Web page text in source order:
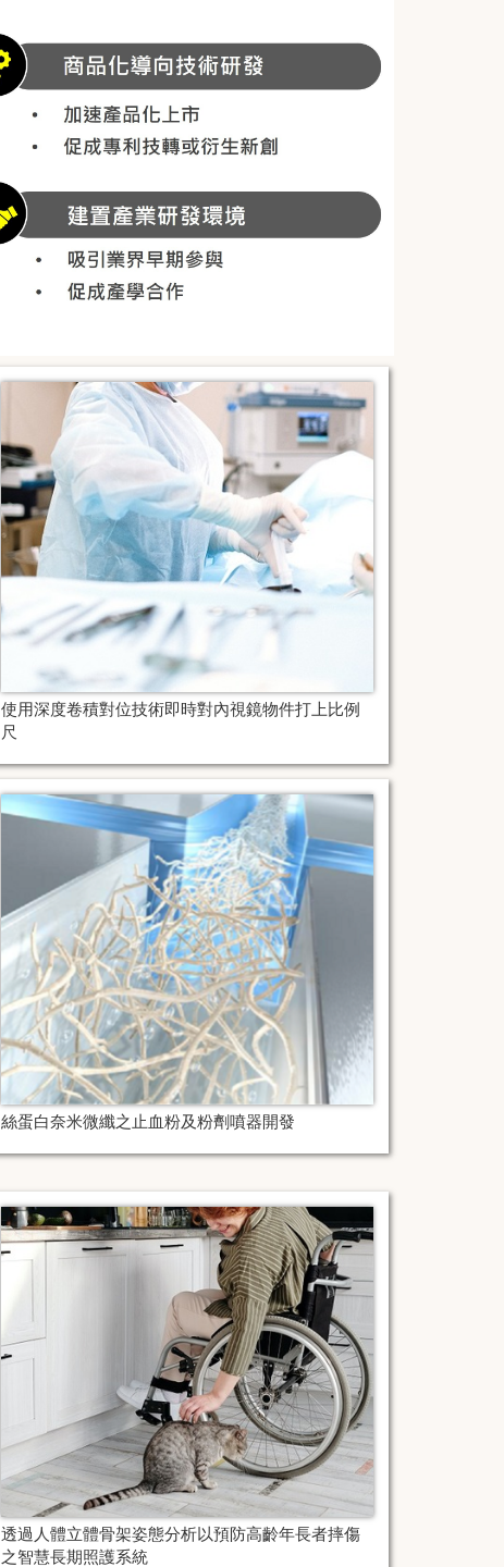
使用深度卷積對位技術即時對內視鏡物件打上比例
尺
絲蛋白奈米微纖之止血粉及粉劑噴器開發
透過人體立體骨架姿態分析以預防高齡年長者摔傷
之智慧長期照護系統